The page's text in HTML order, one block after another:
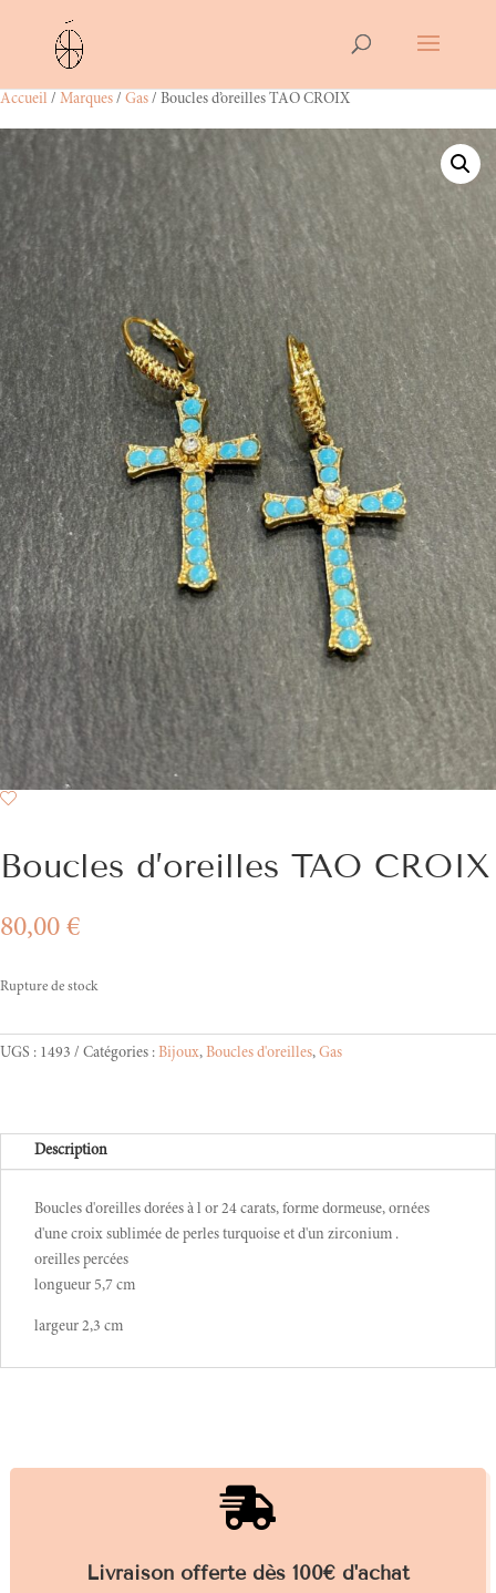
Accueil / Marques / Gas / Boucles d’oreilles TAO CROIX
Boucles d’oreilles TAO CROIX
80,00 €
Rupture de stock
UGS : 1493 Catégories : Bijoux, Boucles d'oreilles, Gas
Description
Boucles d'oreilles dorées à l or 24 carats, forme dormeuse, ornées
d'une croix sublimée de perles turquoise et d'un zirconium .
oreilles percées
longueur 5,7 cm
largeur 2,3 cm

Livraison offerte dès 100€ d'achat